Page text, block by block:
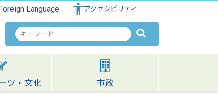
Language アクセシビリティ
検
索
キ
ワ
ー
ツ・文化 市政